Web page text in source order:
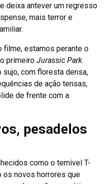
deixa antever um regresso
mais terror e
filme, estamos perante o
primeiro Jurassic Park.
sujo, com floresta densa,
de ação tensas,
de frente com a
pesadelos
como o temível T-
os novos horrores que